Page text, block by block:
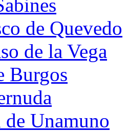
de Quevedo
de la Vega
Burgos
Unamuno